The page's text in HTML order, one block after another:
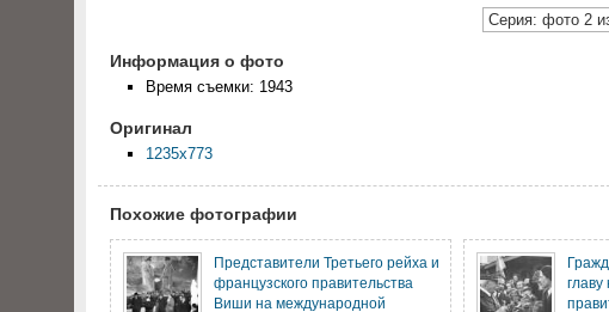
Серия: фото 2
Информация о фото
Время съемки: 1943
Оригинал
1235x773
Похожие фотографии
Представители Третьего рейха и
французского правительства
Виши на международной
главу